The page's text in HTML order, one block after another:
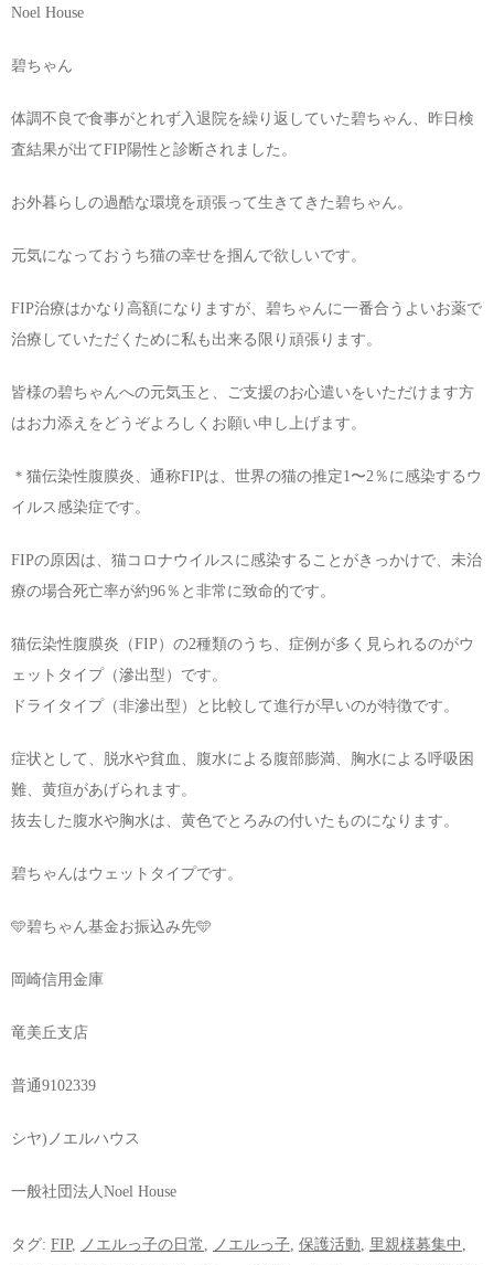
Noel House
碧ちゃん
体調不良で食事がとれず入退院を繰り返していた碧ちゃん、昨日検
査結果が出てFIP陽性と診断されました。
お外暮らしの過酷な環境を頑張って生きてきた碧ちゃん。
元気になっておうち猫の幸せを掴んで欲しいです。
FIP治療はかなり高額になりますが、碧ちゃんに一番合うよいお薬で
治療していただくために私も出来る限り頑張ります。
皆様の碧ちゃんへの元気玉と、ご支援のお心遣いをいただけます方
はお力添えをどうぞよろしくお願い申し上げます。
＊猫伝染性腹膜炎、通称FIPは、世界の猫の推定1〜2％に感染するウ
イルス感染症です。
FIPの原因は、猫コロナウイルスに感染することがきっかけで、未治
療の場合死亡率が約96％と非常に致命的です。
猫伝染性腹膜炎（FIP）の2種類のうち、症例が多く見られるのがウ
ェットタイプ（滲出型）です。
ドライタイプ（非滲出型）と比較して進行が早いのが特徴です。
症状として、脱水や貧血、腹水による腹部膨満、胸水による呼吸困
難、黄疸があげられます。
抜去した腹水や胸水は、黄色でとろみの付いたものになります。
碧ちゃんはウェットタイプです。
🩵碧ちゃん基金お振込み先🩵
岡崎信用金庫
竜美丘支店
普通9102339
シヤ)ノエルハウス
一般社団法人Noel House
タグ: FIP, ノエルっ子の日常 ノエルっ子 保護活動 里親様募集中